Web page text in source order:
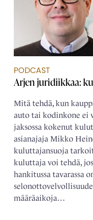
PODCAST
Arjen juridiikkaa:
Mitä tehdä, kun
auto tai kodinkone ei
jaksossa kokenut
asianajaja Mikko
kuluttajansuoja
kuluttaja voi tehdä,
hankitussa tavarassa
määräaikoja…